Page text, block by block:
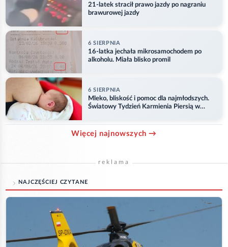
21-latek stracił prawo jazdy po nagraniu
brawurowej jazdy
6 SIERPNIA
16-latka jechała mikrosamochodem po
alkoholu. Miała blisko promil
6 SIERPNIA
Mleko, bliskość i pomoc dla najmłodszych.
Światowy Tydzień Karmienia Piersią w
Więcej najnowszych →
reklama
NAJCZĘŚCIEJ CZYTANE